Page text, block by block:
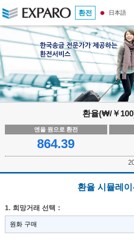
환전 日本語
환율(₩/￥
엔을 원으로 환전
864.39
환율 시뮬레이
1. 희망거래 선택：